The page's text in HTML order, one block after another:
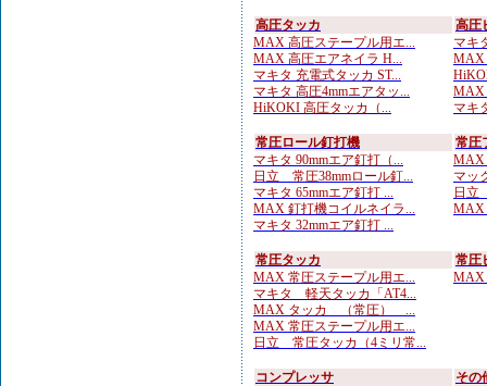
高圧タッカ
MAX 高圧ステープル用エ...
MAX 高圧エアネイラ H...
マキタ 充電式タッカ ST...
マキタ 高圧4mmエアタッ...
HiKOKI 高圧タッカ（...
高圧
マキ
MAX
MAX
マキ
常圧ロール釘打機
マキタ 90mmエア釘打（...
日立 常圧38mmロール釘...
マキタ 65mmエア釘打 ...
MAX 釘打機コイルネイラ...
マキタ 32mmエア釘打 ...
常圧
MAX
マッ
日立
MAX
常圧タッカ
MAX 常圧ステープル用エ...
マキタ 軽天タッカ「AT4...
MAX タッカ （常圧） ...
MAX 常圧ステープル用エ...
日立 常圧タッカ（4ミリ常...
常圧
MAX
コンプレッサ
その